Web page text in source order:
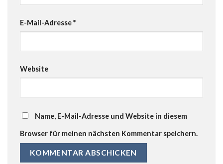
E-Mail-Adresse*
Website
Name, E-Mail-Adresse und Website in diesem
Browser für meinen nächsten Kommentar speichern.